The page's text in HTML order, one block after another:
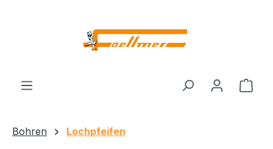
Bohren Lochpfeifen